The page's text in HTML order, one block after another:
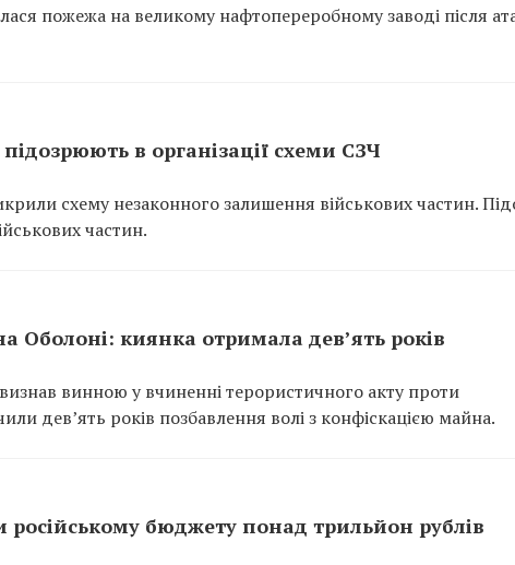
пожежа на великому нафтопереробному заводі після
в організації схеми СЗЧ
схему незаконного залишення військових частин.
частин.
Оболоні: киянка отримала дев’ять років
винною у вчиненні терористичного акту проти
дев’ять років позбавлення волі з конфіскацією майна.
бюджету понад трильйон рублів